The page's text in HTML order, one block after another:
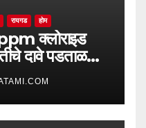
रायगड होम
क्लोराइड
दावे पडताळणीत